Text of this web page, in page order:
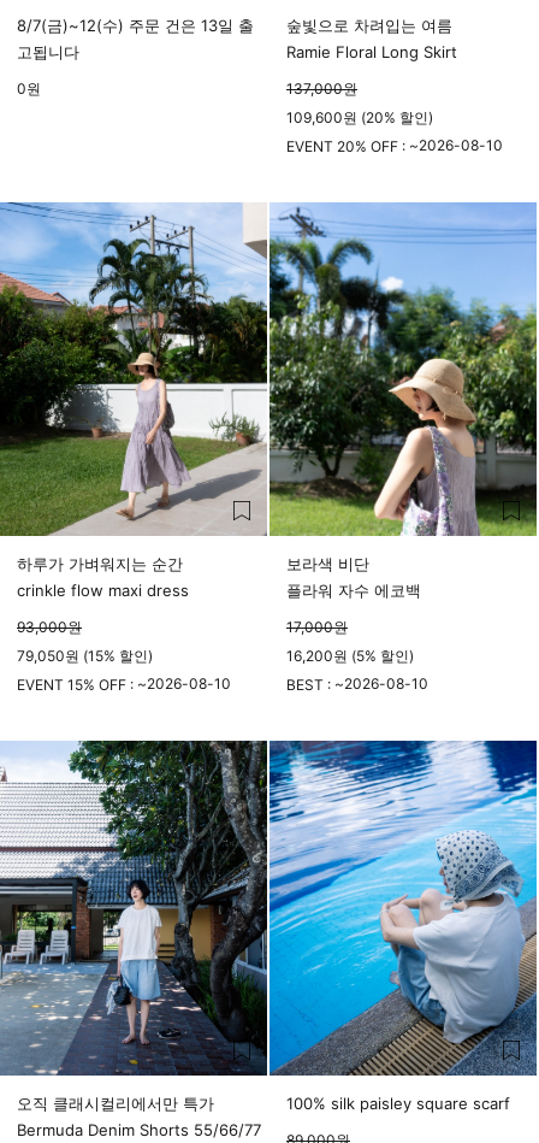
8/7(금)~12(수) 주문 건은 13일 출
고됩니다
0원
숲빛으로 차려입는 여름
Ramie Floral Long Skirt
137,000원
109,600원 (20% 할인)
EVENT 20% OFF : ~2026-08-10
하루가 가벼워지는 순간
crinkle flow maxi dress
93,000원
79,050원 (15% 할인)
EVENT 15% OFF : ~2026-08-10
보라색 비단
플라워 자수 에코백
17,000원
16,200원 (5% 할인)
BEST : ~2026-08-10
오직 클래시컬리에서만 특가
Bermuda Denim Shorts 55/66/77
100% silk paisley square scarf
89,000원